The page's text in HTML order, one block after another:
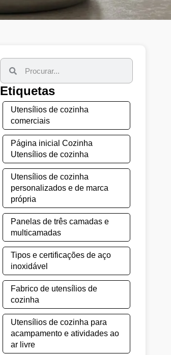
Etiquetas
Utensílios de cozinha
comerciais
Página inicial Cozinha
Utensílios de cozinha
Utensílios de cozinha
personalizados e de marca
própria
Panelas de três camadas e
multicamadas
Tipos e certificações de aço
inoxidável
Fabrico de utensílios de
cozinha
Utensílios de cozinha para
acampamento e atividades ao
ar livre